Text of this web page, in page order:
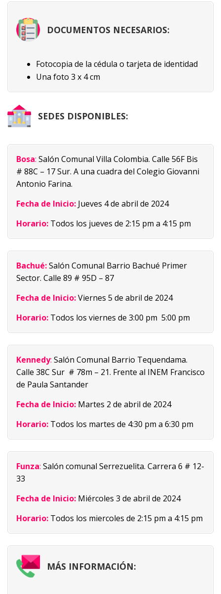
DOCUMENTOS NECESARIOS:
Fotocopia de la cédula o tarjeta de identidad
Una foto 3 x 4 cm
SEDES DISPONIBLES:
Bosa: Salón Comunal Villa Colombia. Calle 56F Bis
# 88C – 17 Sur. A una cuadra del Colegio Giovanni
Antonio Farina.
Fecha de Inicio: Jueves 4 de abril de 2024
Horario: Todos los jueves de 2:15 pm a 4:15 pm
Bachué:Salón Comunal Barrio Bachué Primer
Sector. Calle 89 # 95D – 87
Fecha de Inicio:Viernes 5 de abril de 2024
Horario: Todos los viernes de 3:00 pm 5:00 pm
Kennedy: Salón Comunal Barrio Tequendama.
Calle 38C Sur # 78m – 21. Frente al INEM Francisco
de Paula Santander
Fecha de Inicio: Martes 2 de abril de 2024
Horario: Todos los martes de 4:30 pm a 6:30 pm
Funza: Salón comunal Serrezuelita. Carrera 6 # 12-
33
Fecha de Inicio: Miércoles 3 de abril de 2024
Horario: Todos los miercoles de 2:15 pm a 4:15 pm
MÁS INFORMACIÓN: